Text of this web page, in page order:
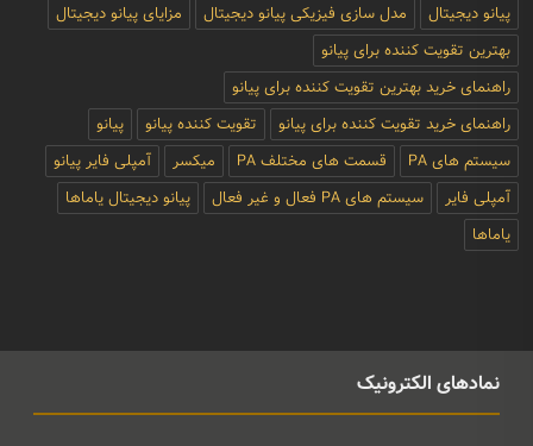
پیانو دیجیتال
مدل سازی فیزیکی پیانو دیجیتال
مزایای پیانو دیجیتال
بهترین تقویت کننده برای پیانو
راهنمای خرید بهترین تقویت کننده برای پیانو
راهنمای خرید تقویت کننده برای پیانو
تقویت کننده پیانو
پیانو
سیستم های PA
قسمت های مختلف PA میکسر
آمپلی فایر پیانو
آمپلی فایر
سیستم های PA فعال و غیر فعال
پیانو دیجیتال یاماها
یاماها
نمادهای الکترونیک